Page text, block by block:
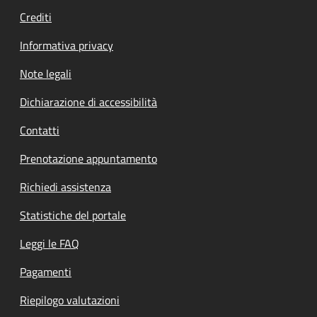
Crediti
Informativa privacy
Note legali
Dichiarazione di accessibilità
Contatti
Prenotazione appuntamento
Richiedi assistenza
Statistiche del portale
Leggi le FAQ
Pagamenti
Riepilogo valutazioni